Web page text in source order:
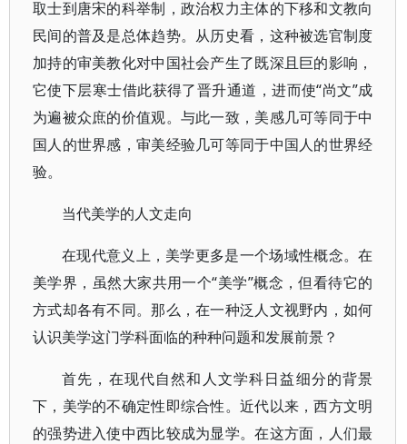
取士到唐宋的科举制，政治权力主体的下移和文教向
民间的普及是总体趋势。从历史看，这种被选官制度
加持的审美教化对中国社会产生了既深且巨的影响，
它使下层寒士借此获得了晋升通道，进而使“尚文”成
为遍被众庶的价值观。与此一致，美感几可等同于中
国人的世界感，审美经验几可等同于中国人的世界经
验。
当代美学的人文走向
在现代意义上，美学更多是一个场域性概念。在
美学界，虽然大家共用一个“美学”概念，但看待它的
方式却各有不同。那么，在一种泛人文视野内，如何
认识美学这门学科面临的种种问题和发展前景？
首先，在现代自然和人文学科日益细分的背景
下，美学的不确定性即综合性。近代以来，西方文明
的强势进入使中西比较成为显学。在这方面，人们最